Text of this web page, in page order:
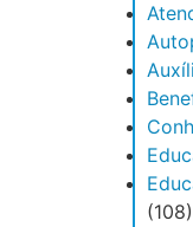
(108)